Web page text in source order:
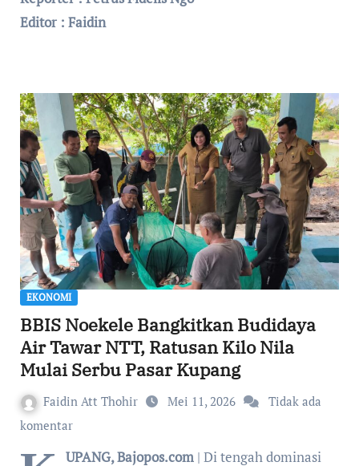
Editor : Faidin
EKONOMI
BBIS Noekele Bangkitkan Budidaya
Air Tawar NTT, Ratusan Kilo Nila
Mulai Serbu Pasar Kupang
Faidin Att Thohir Mei 11, 2026
Tidak ada
komentar
UPANG, Bajopos.com| Di tengah dominasi